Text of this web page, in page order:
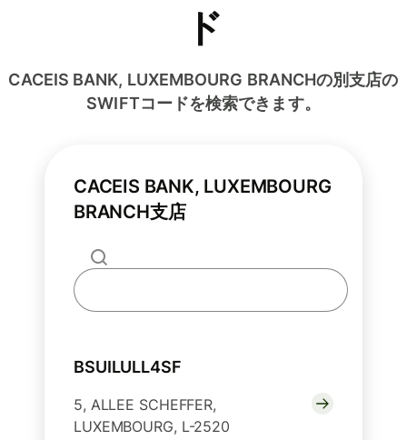
ド
CACEIS BANK, LUXEMBOURG BRANCHの別支店の
SWIFTコードを検索できます。
CACEIS BANK, LUXEMBOURG
BRANCH支店
BSUILULL4SF
5, ALLEE SCHEFFER,
LUXEMBOURG, L-2520